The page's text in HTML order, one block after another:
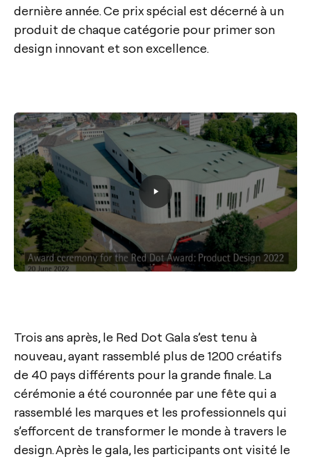
dernière année. Ce prix spécial est décerné à un
produit de chaque catégorie pour primer son
design innovant et son excellence.
Trois ans après, le Red Dot Gala s’est tenu à
nouveau, ayant rassemblé plus de 1200 créatifs
de 40 pays différents pour la grande finale. La
cérémonie a été couronnée par une fête qui a
rassemblé les marques et les professionnels qui
s’efforcent de transformer le monde à travers le
design. Après le gala, les participants ont visité le